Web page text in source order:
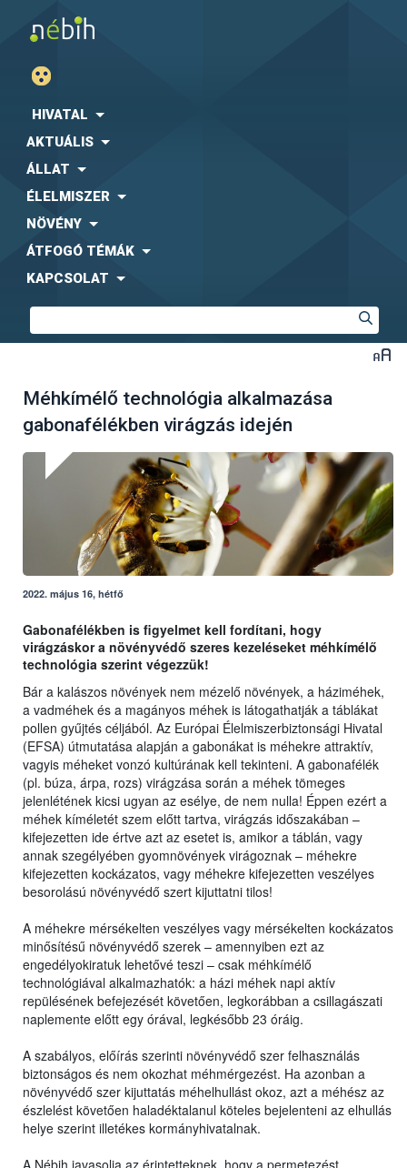
HIVATAL
AKTUÁLIS
ÁLLAT
ÉLELMISZER
NÖVÉNY
ÁTFOGÓ TÉMÁK
KAPCSOLAT
Méhkímélő technológia alkalmazása
gabonafélékben virágzás idején
2022. május 16, hétfő
Gabonafélékben is figyelmet kell fordítani, hogy
virágzáskor a növényvédő szeres kezeléseket méhkímélő
technológia szerint végezzük!
Bár a kalászos növények nem mézelő növények, a háziméhek,
a vadméhek és a magányos méhek is látogathatják a táblákat
pollen gyűjtés céljából. Az Európai Élelmiszerbiztonsági Hivatal
(EFSA) útmutatása alapján a gabonákat is méhekre attraktív,
vagyis méheket vonzó kultúrának kell tekinteni. A gabonafélék
(pl. búza, árpa, rozs) virágzása során a méhek tömeges
jelenlétének kicsi ugyan az esélye, de nem nulla! Éppen ezért a
méhek kíméletét szem előtt tartva, virágzás időszakában –
kifejezetten ide értve azt az esetet is, amikor a táblán, vagy
annak szegélyében gyomnövények virágoznak – méhekre
kifejezetten kockázatos, vagy méhekre kifejezetten veszélyes
besorolású növényvédő szert kijuttatni tilos!
A méhekre mérsékelten veszélyes vagy mérsékelten kockázatos
minősítésű növényvédő szerek – amennyiben ezt az
engedélyokiratuk lehetővé teszi – csak méhkímélő
technológiával alkalmazhatók: a házi méhek napi aktív
repülésének befejezését követően, legkorábban a csillagászati
naplemente előtt egy órával, legkésőbb 23 óráig.
A szabályos, előírás szerinti növényvédő szer felhasználás
biztonságos és nem okozhat méhmérgezést. Ha azonban a
növényvédő szer kijuttatás méhelhullást okoz, azt a méhész az
észlelést követően haladéktalanul köteles bejelenteni az elhullás
helye szerint illetékes kormányhivatalnak.